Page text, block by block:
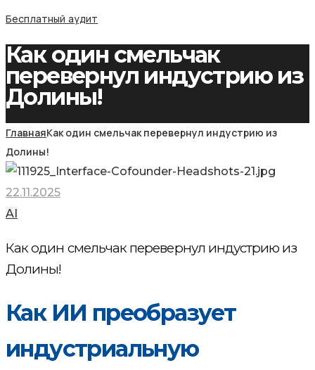
Бесплатный аудит
Как один смельчак
перевернул индустрию из
Долины!
ГлавнаяКак один смельчак перевернул индустрию из
Долины!
22.11.2025
AI
Как один смельчак перевернул индустрию из
Долины!
Как ИИ преобразует
индустриальную